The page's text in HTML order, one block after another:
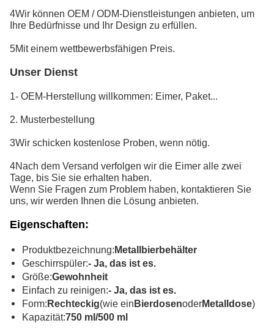
4Wir können OEM / ODM-Dienstleistungen anbieten, um
Ihre Bedürfnisse und Ihr Design zu erfüllen.
5Mit einem wettbewerbsfähigen Preis.
Unser Dienst
1- OEM-Herstellung willkommen: Eimer, Paket...
2. Musterbestellung
3Wir schicken kostenlose Proben, wenn nötig.
4Nach dem Versand verfolgen wir die Eimer alle zwei
Tage, bis Sie sie erhalten haben.
Wenn Sie Fragen zum Problem haben, kontaktieren Sie
uns, wir werden Ihnen die Lösung anbieten.
Eigenschaften:
Produktbezeichnung:Metallbierbehälter
Geschirrspüler:- Ja, das ist es.
Größe:Gewohnheit
Einfach zu reinigen:- Ja, das ist es.
Form:Rechteckig(wie einBierdosenoderMetalldose)
Kapazität:750 ml/500 ml